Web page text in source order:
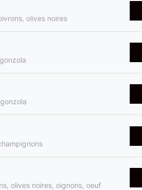
olives noires
olives noires, oignons, oeuf